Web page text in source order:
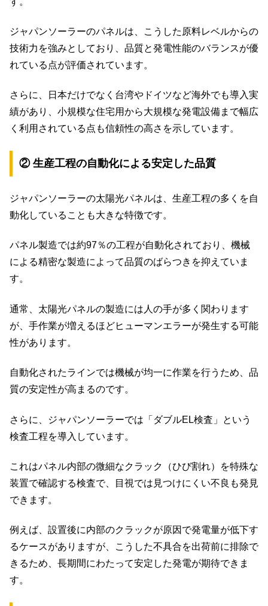
ジャパンソーラーのパネルは、こうした原料レベルからの
技術力を強みとしており、品質と発電性能のバランスが優
れている点が評価されています。
さらに、日本だけでなく台湾やドイツなど海外でも導入実
績があり、小規模な住宅用から大規模な発電設備まで幅広
く利用されている点も信頼性の高さを示しています。
② 生産工程の自動化による安定した品質
ジャパンソーラーの太陽光パネルは、生産工程の多くを自
動化していることも大きな特徴です。
パネル製造では約97％の工程が自動化されており、機械
による精密な製造によって品質のばらつきを抑えていま
す。
通常、太陽光パネルの製造には人の手が多く関わります
が、手作業が増えるほどヒューマンエラーが発生する可能
性があります。
自動化されたラインでは機械が均一に作業を行うため、品
質の安定性が高まるのです。
さらに、ジャパンソーラーでは「ダブルEL検査」という
検査工程を導入しています。
これはパネル内部の微細なクラック（ひび割れ）を特殊な
装置で確認する検査で、目視では見つけにくい不良も発見
できます。
例えば、設置後に内部のクラックが原因で発電量が低下す
るケースがありますが、こうした不具合を出荷前に排除で
きるため、長期間にわたって安定した発電が期待できま
す。